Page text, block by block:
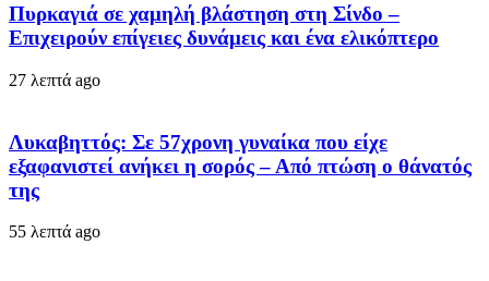
Πυρκαγιά σε χαμηλή βλάστηση στη Σίνδο –
Επιχειρούν επίγειες δυνάμεις και ένα ελικόπτερο
27 λεπτά ago
Λυκαβηττός: Σε 57χρονη γυναίκα που είχε
εξαφανιστεί ανήκει η σορός – Από πτώση ο θάνατός
της
55 λεπτά ago